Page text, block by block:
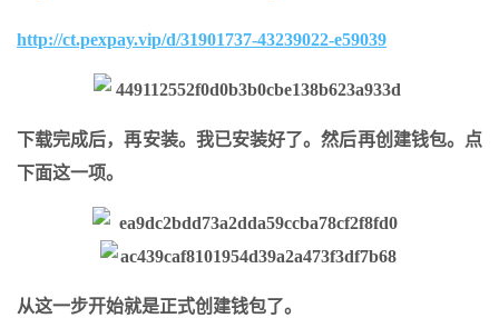
http://ct.pexpay.vip/d/31901737-43239022-e59039
下载完成后，再安装。我已安装好了。然后再创建钱包。点
下面这一项。
从这一步开始就是正式创建钱包了。